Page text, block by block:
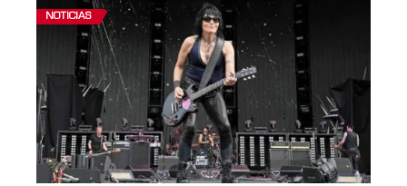
NOTICIAS